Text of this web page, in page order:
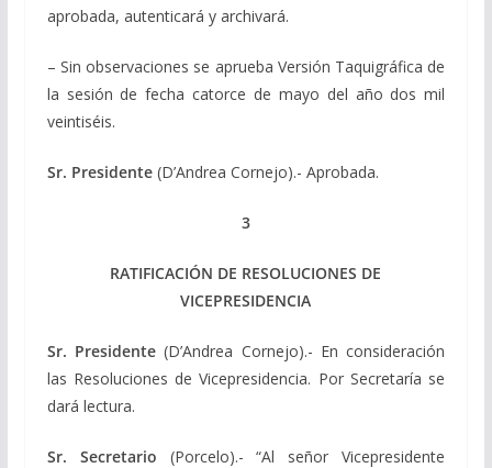
aprobada, autenticará y archivará.
– Sin observaciones se aprueba Versión Taquigráfica de
la sesión de fecha catorce de mayo del año dos mil
veintiséis.
Sr. Presidente(D’Andrea Cornejo).- Aprobada.
3
RATIFICACIÓN DE RESOLUCIONES DE
VICEPRESIDENCIA
Sr. Presidente(D’Andrea Cornejo).- En consideración
las Resoluciones de Vicepresidencia. Por Secretaría se
dará lectura.
Sr. Secretario (Porcelo).- “Al señor Vicepresidente